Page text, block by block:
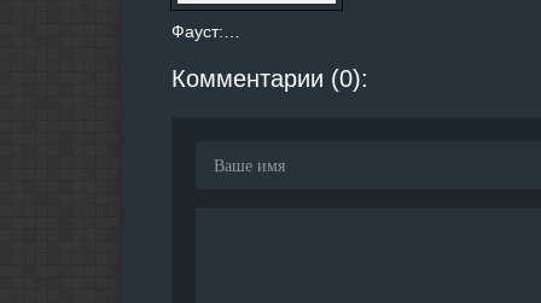
Фауст:…
Комментарии (0):